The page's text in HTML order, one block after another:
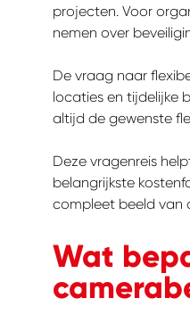
projecten. Voor
nemen over
De vraag naar
locaties en tijdelijke
altijd de gewenste
Deze vragenreis
belangrijkste
compleet beeld van
Wat